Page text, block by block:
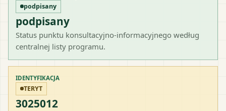
podpisany
podpisany
Status punktu konsultacyjno-informacyjnego według
centralnej listy programu.
IDENTYFIKACJA
TERYT
3025012